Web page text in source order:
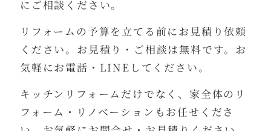
にご相談ください。
リフォームの予算を立てる前にお見積り依頼
ください。お見積り・ご相談は無料です。お
気軽にお電話・LINEしてください。
キッチンリフォームだけでなく、家全体のリ
フォーム・リノベーションもお任せくださ